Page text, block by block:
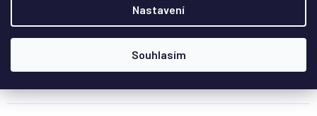
Nastavení
Souhlasím
1 049 Kč
Do košíku